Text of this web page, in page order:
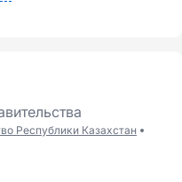
Республики Казахстан